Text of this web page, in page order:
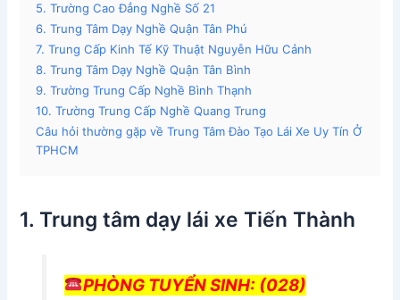
5. Trường Cao Đẳng Nghề Số 21
6. Trung Tâm Dạy Nghề Quận Tân Phú
7. Trung Cấp Kinh Tế Kỹ Thuật Nguyễn Hữu Cảnh
8. Trung Tâm Dạy Nghề Quận Tân Bình
9. Trường Trung Cấp Nghề Bình Thạnh
10. Trường Trung Cấp Nghề Quang Trung
Câu hỏi thường gặp về Trung Tâm Đào Tạo Lái Xe Uy Tín Ở
TPHCM
1. Trung tâm dạy lái xe Tiến Thành
PHÒNG TUYỂN SINH: (028)